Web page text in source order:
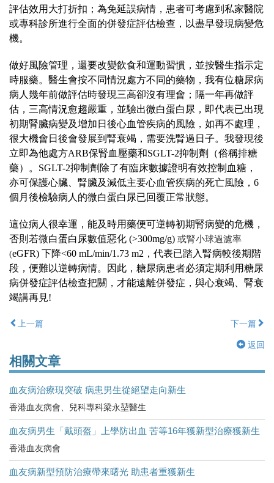
評估效用大打折扣；為免延誤病情，患者可考慮到私家醫院
或專科診所進行全面的併發症評估檢查，以盡早發現病變危
機。
做好風險管理，還要改變飲食和運動習慣，並按醫生指示定
時服藥。醫生會按不同情況處方不同的藥物，我有位糖尿病
病人幾年前做評估時發現三高卻沒有理會；隔一年再做評
估，三高情況愈趨嚴重，並驗出微白蛋白尿，即代表已出現
初期腎臟病變及增加日後心血管疾病的風險，如再不處理，
很大機會日後會發展到腎衰竭，需要洗腎過日子。我發現後
立即為他處方ARB保腎血壓藥和SGLT-2抑制劑（俗稱排糖
藥）。 SGLT-2抑制劑除了有臨床數據證明有效控制血糖，
亦可保護心臟、腎臟及減低主要心血管疾病的死亡風險 ，6
個月後檢驗病人的微白蛋白尿已回覆正常狀態。
這位病人很幸運，能及時用藥便可逆轉初期腎病變的危機，
否則若微白蛋白尿數值惡化 (>300mg/g) 或腎小球過濾率
(eGFR) 下降<60 mL/min/1.73 m2，代表已踏入腎病較後期階
段，便難以逆轉病情。因此，糖尿病患者必須定期利用糖尿
病併發症評估檢查把關，才能遠離併發症，與心衰竭、腎衰
竭講再見!
上一篇 下一篇
返回
相關文章
血友病治療現突破 病患男生從絕望走向新生
香港血友病會、兒科專科梁永堃醫生
血友病男生「戴頭盔」上學防出血 苦等16年獲新型治療獲新生
香港血友病會
血友病新型預防治療帶來曙光 助患者重獲新生